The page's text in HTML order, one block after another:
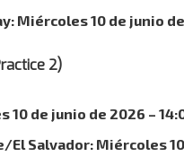
Miércoles 10 de junio
2)
10 de junio de 2026 –
El Salvador: Miércoles